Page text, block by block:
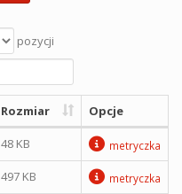
pozycji
Rozmiar Opcje
48 KB metryczka
497 KB metryczka